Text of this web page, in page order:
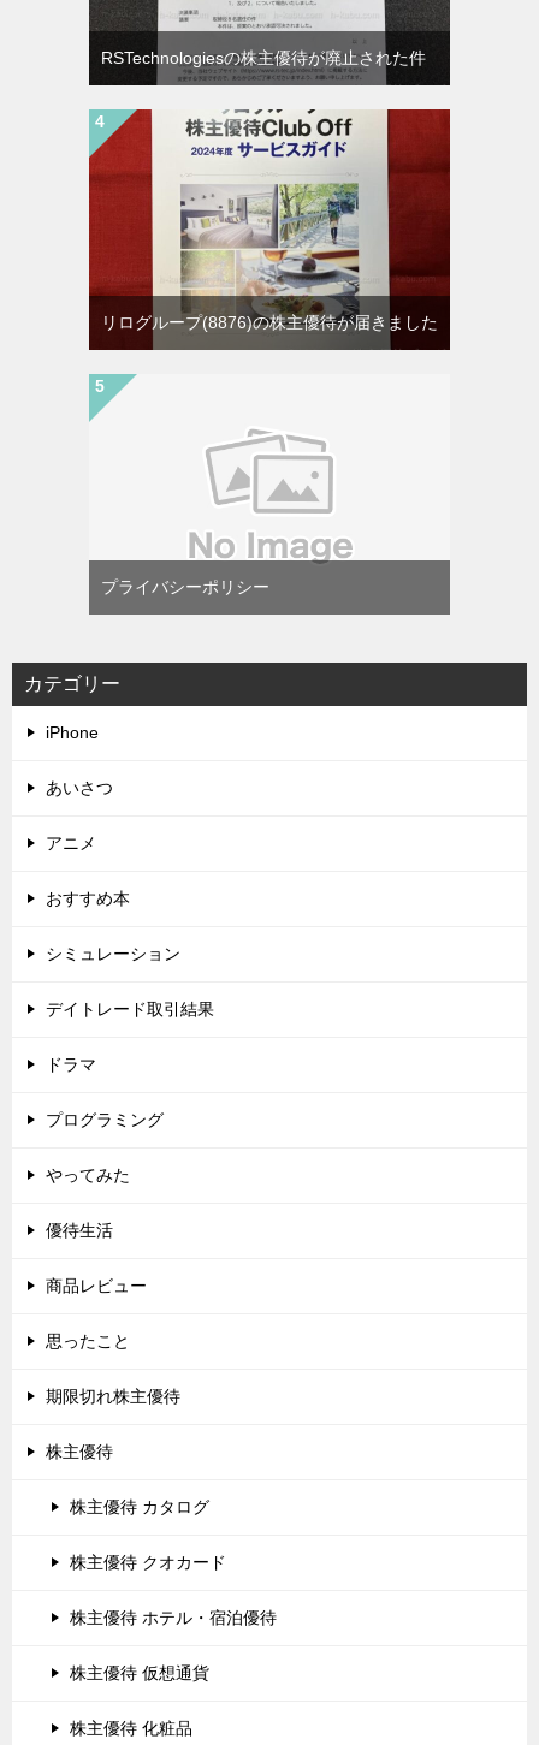
RSTechnologiesの株主優待が廃止された件
リログループ(8876)の株主優待が届きました
プライバシーポリシー
カテゴリー
iPhone
あいさつ
アニメ
おすすめ本
シミュレーション
デイトレード取引結果
ドラマ
プログラミング
やってみた
優待生活
商品レビュー
思ったこと
期限切れ株主優待
株主優待
株主優待 カタログ
株主優待 クオカード
株主優待 ホテル・宿泊優待
株主優待 仮想通貨
株主優待 化粧品